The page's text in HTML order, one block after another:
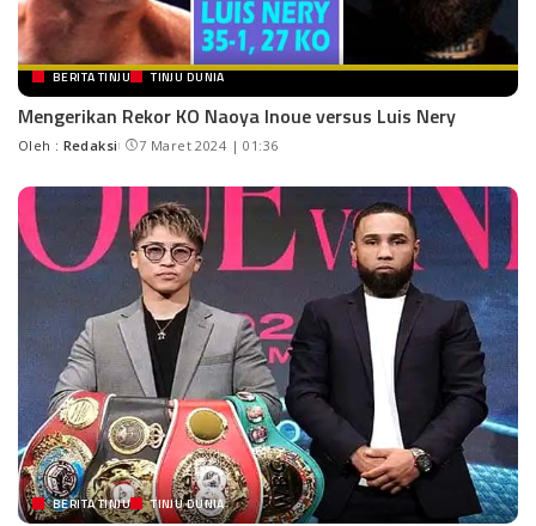
BERITA TINJU TINJU DUNIA
Mengerikan Rekor KO Naoya Inoue versus Luis Nery
Oleh : Redaksi 7 Maret 2024 | 01:36
BERITA TINJU TINJU DUNIA